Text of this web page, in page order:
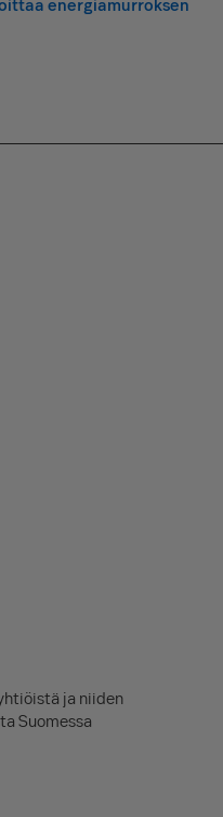
energiamurroksen
ja niiden
Suomessa